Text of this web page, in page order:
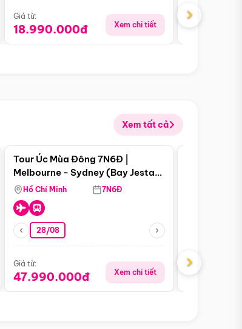
Giá từ:
18.990.000đ Xem chi tiết
Giá từ:
›
Xem tất cả
Điểm nổi bật
Tour Úc Mùa Đông 7N6Đ |
Melbourne - Sydney (Bay Jestar
Airways)
Hồ Chí Minh 7N6Đ
28/08
Giá từ:
47.990.000đ Xem chi tiết
Giá từ:
›